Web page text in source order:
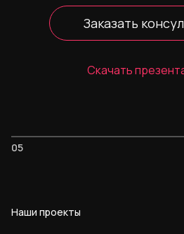
Заказать
Скачать
05
Наши проекты